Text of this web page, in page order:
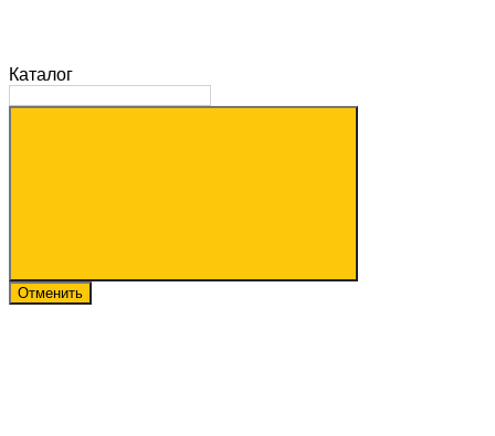
Каталог
Отменить